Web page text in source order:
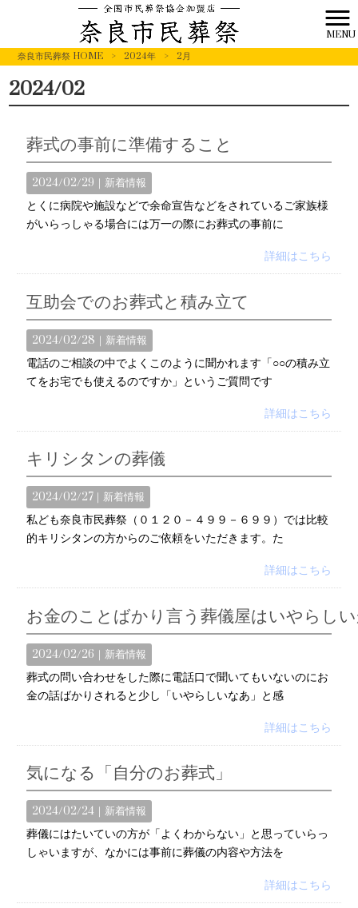
MENU
奈良市民葬祭 HOME
> 2024年 > 2月
2024/02
葬式の事前に準備すること
2024/02/29｜新着情報
とくに病院や施設などで余命宣告などをされているご家族様
がいらっしゃる場合には万一の際にお葬式の事前に
詳細はこちら
互助会でのお葬式と積み立て
2024/02/28｜ 新着情報
電話のご相談の中でよくこのように聞かれます「○○の積み立
てをお宅でも使えるのですか」というご質問です
詳細はこちら
キリシタンの葬儀
2024/02/27｜新着情報
私ども奈良市民葬祭（０１２０－４９９－６９９）では比較
的キリシタンの方からのご依頼をいただきます。た
詳細はこちら
お金のことばかり言う葬儀屋はいやらし
2024/02/26｜新着情報
葬式の問い合わせをした際に電話口で聞いてもいないのにお
金の話ばかりされると少し「いやらしいなあ」と感
詳細はこちら
気になる「自分のお葬式」
2024/02/24｜新着情報
葬儀にはたいていの方が「よくわからない」と思っていらっ
しゃいますが、なかには事前に葬儀の内容や方法を
詳細はこちら